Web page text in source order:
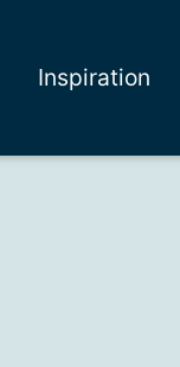
Inspiration